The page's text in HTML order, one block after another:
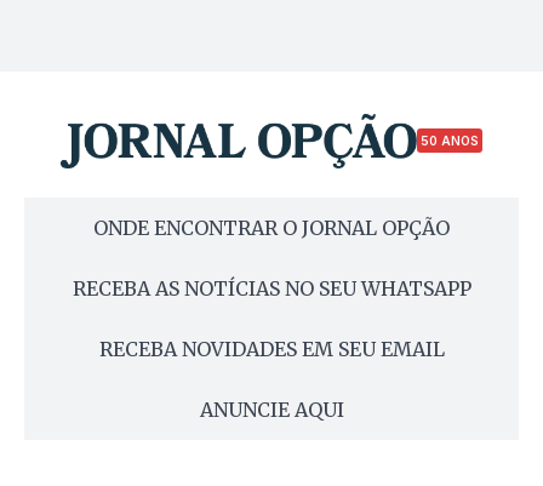
50 ANOS
ONDE ENCONTRAR O JORNAL OPÇÃO
RECEBA AS NOTÍCIAS NO SEU WHATSAPP
RECEBA NOVIDADES EM SEU EMAIL
ANUNCIE AQUI